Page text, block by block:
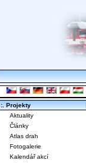
:. Projekty
Aktuality
Články
Atlas drah
Fotogalerie
Kalendář akcí